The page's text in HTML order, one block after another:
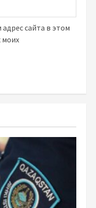
сайта в этом
моих